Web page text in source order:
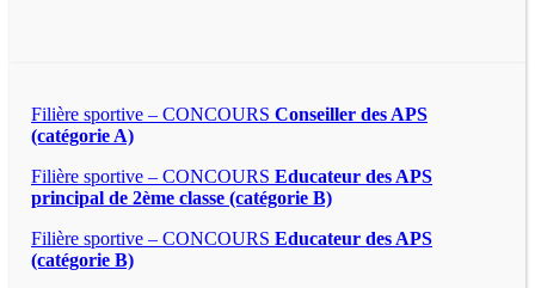
Filière sportive – CONCOURS Conseiller des APS
(catégorie A)
Filière sportive – CONCOURS Educateur des APS
principal de 2ème classe (catégorie B)
Filière sportive – CONCOURS Educateur des APS
(catégorie B)